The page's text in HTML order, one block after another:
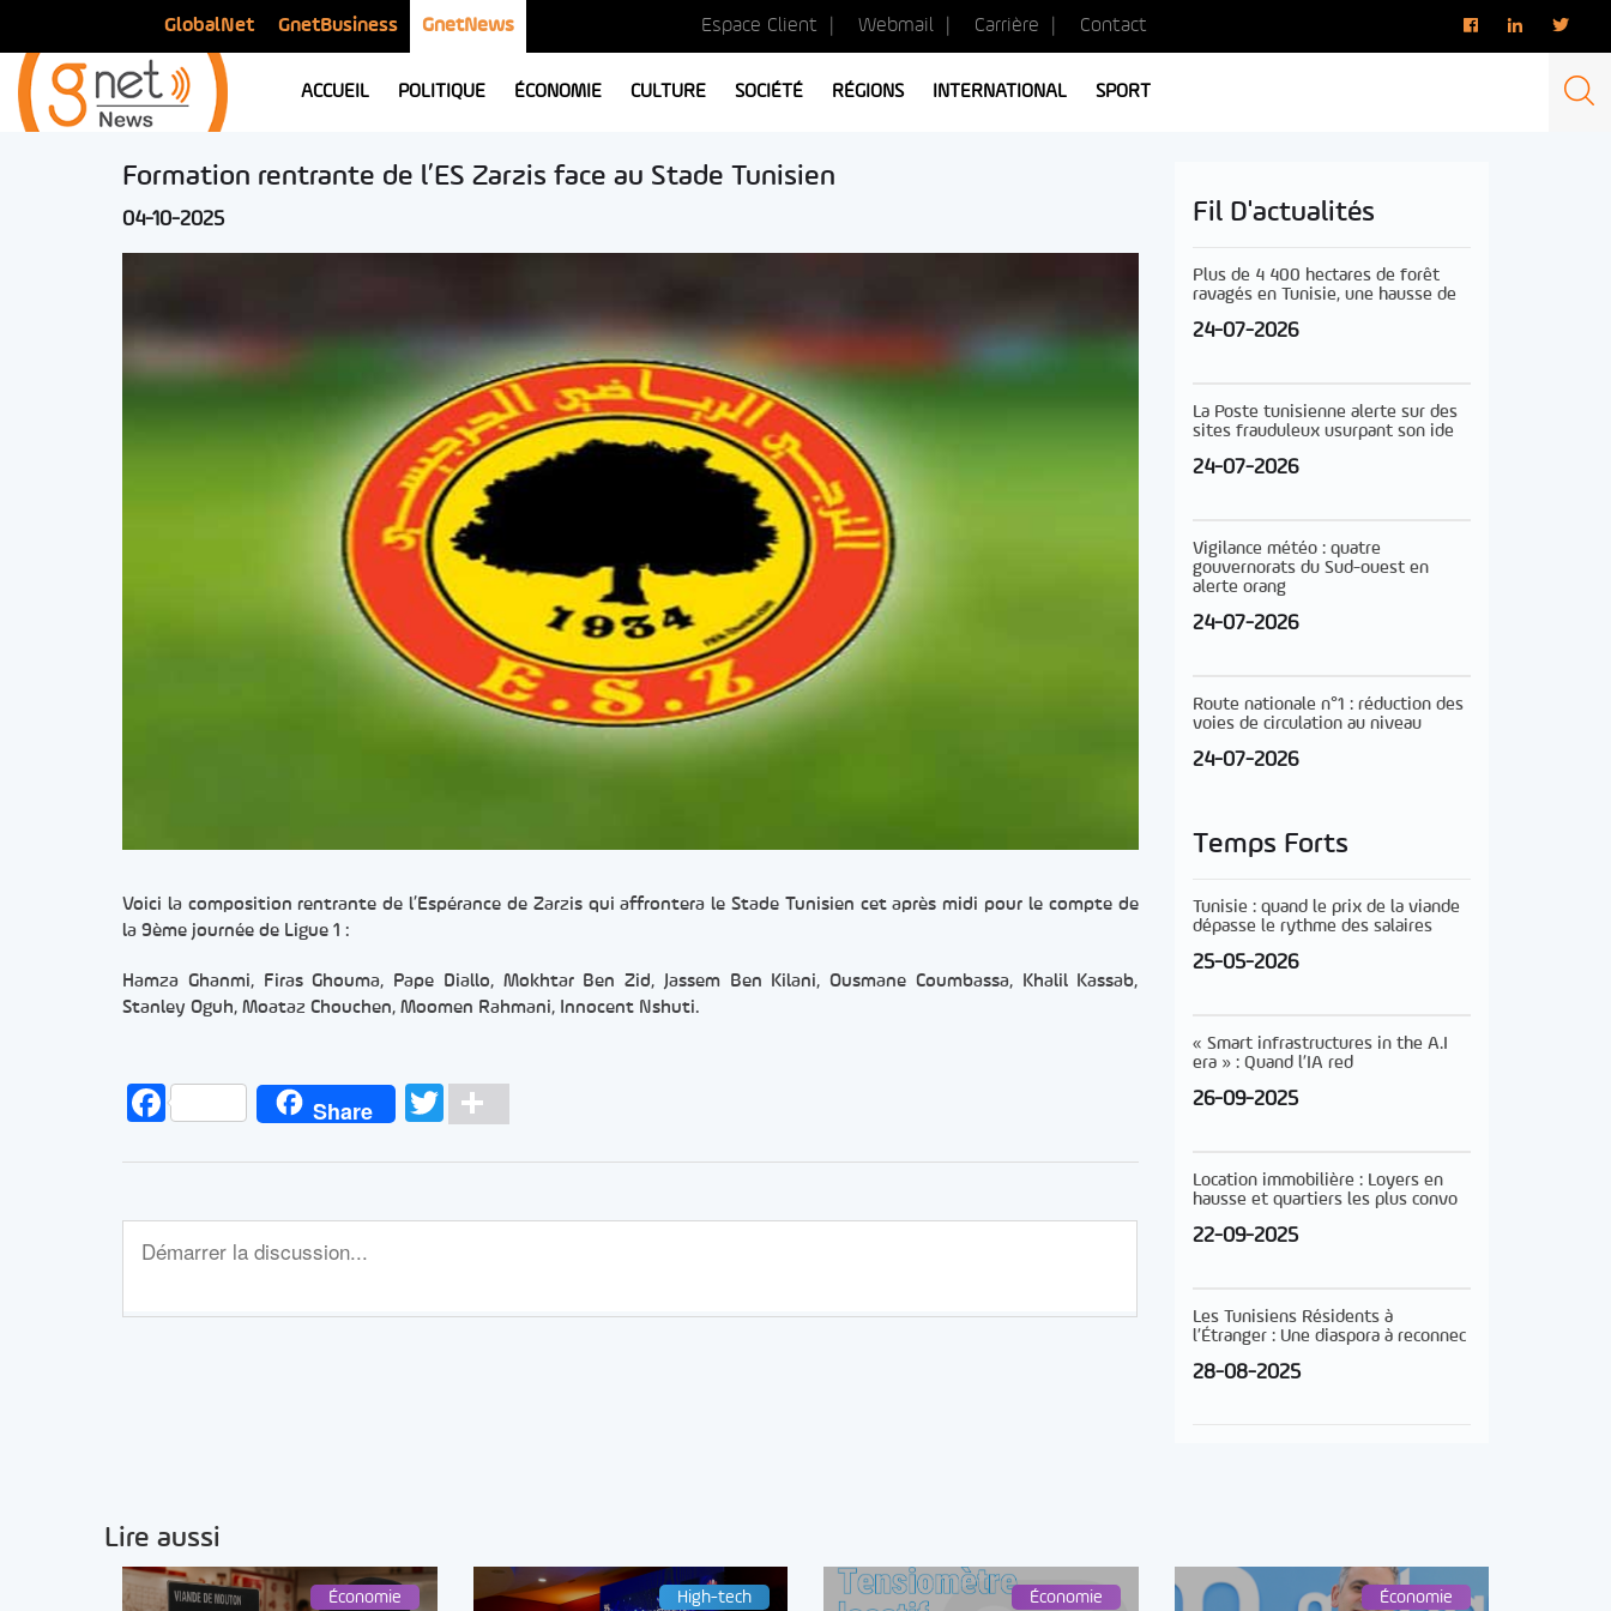
GlobalNet GnetBusiness GnetNews Espace Client Webmail Carrière Contact
ACCUEIL POLITIQUE ÉCONOMIE CULTURE SOCIÉTÉ RÉGIONS INTERNATIONAL SPORT
Formation rentrante de l’ES Zarzis face au Stade Tunisien
04-10-2025
Voici la composition rentrante de l’Espérance de Zarzis qui affrontera le Stade Tunisien cet après midi pour le compte de
la 9ème journée de Ligue 1 :
Hamza Ghanmi, Firas Ghouma, Pape Diallo, Mokhtar Ben Zid, Jassem Ben Kilani, Ousmane Coumbassa, Khalil Kassab,
Stanley Oguh, Moataz Chouchen, Moomen Rahmani, Innocent Nshuti.
FacebookShare TwitterPartager
Fil D'actualités
Plus de 4 400 hectares de forêt
ravagés en Tunisie, une hausse de
24-07-2026
La Poste tunisienne alerte sur des
sites frauduleux usurpant son ide
24-07-2026
Vigilance météo : quatre
gouvernorats du Sud-ouest en
alerte orang
24-07-2026
Route nationale n°1 : réduction des
voies de circulation au niveau
24-07-2026
Temps Forts
Tunisie : quand le prix de la viande
dépasse le rythme des salaires
25-05-2026
« Smart infrastructures in the A.I
era » : Quand l’IA red
26-09-2025
Location immobilière : Loyers en
hausse et quartiers les plus convo
22-09-2025
Les Tunisiens Résidents à
l’Étranger : Une diaspora à reconnec
28-08-2025
Lire aussi
Économie High-tech Économie Économie